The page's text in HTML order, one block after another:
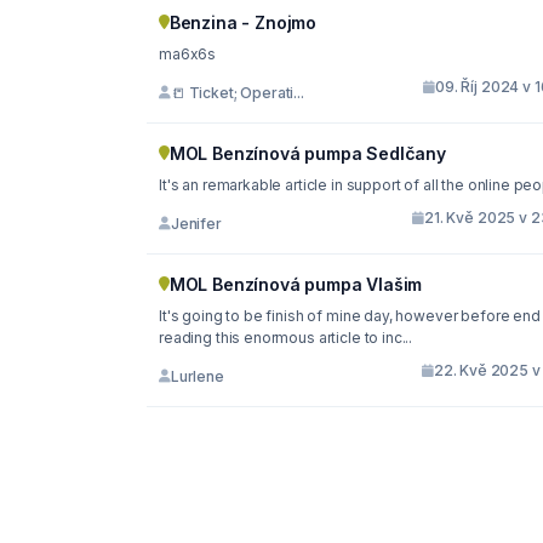
Benzina - Znojmo
ma6x6s
📒 Ticket; Operati... 09. Říj 2024 v
MOL Benzínová pumpa Sedlčany
It's an remarkable article in support of all the online
Jenifer 21. Kvě 2025 v
MOL Benzínová pumpa Vlašim
It's going to be finish of mine day, however before end
reading this enormous article to inc...
Lurlene 22. Kvě 2025 v